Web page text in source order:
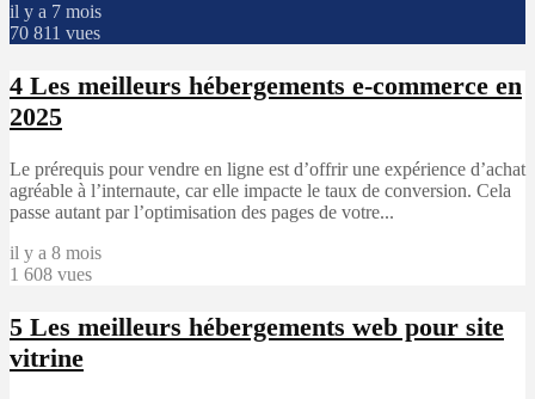
il y a 7 mois
70 811 vues
4 Les meilleurs hébergements e-commerce en
2025
Le prérequis pour vendre en ligne est d’offrir une expérience d’achat
agréable à l’internaute, car elle impacte le taux de conversion. Cela
passe autant par l’optimisation des pages de votre...
il y a 8 mois
1 608 vues
5 Les meilleurs hébergements web pour site
vitrine